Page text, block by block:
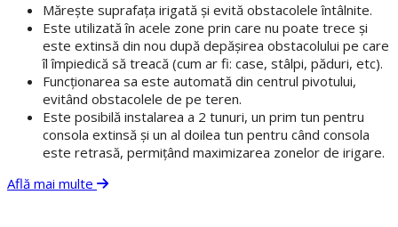
Mărește suprafața irigată și evită obstacolele întâlnite.
Este utilizată în acele zone prin care nu poate trece și
este extinsă din nou după depășirea obstacolului pe care
îl împiedică să treacă (cum ar fi: case, stâlpi, păduri, etc).
Funcționarea sa este automată din centrul pivotului,
evitând obstacolele de pe teren.
Este posibilă instalarea a 2 tunuri, un prim tun pentru
consola extinsă și un al doilea tun pentru când consola
este retrasă, permițând maximizarea zonelor de irigare.
Află mai multe